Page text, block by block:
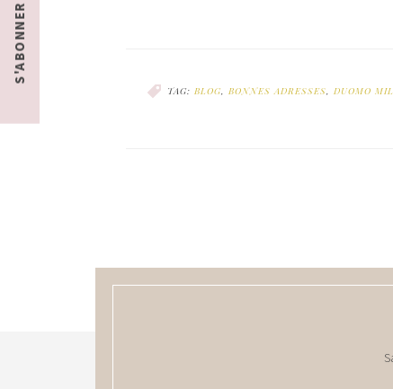
TAG: BLOG, BONNES ADRESSES, DUOMO
S'ABONNER